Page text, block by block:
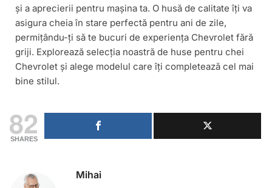
și a aprecierii pentru mașina ta. O husă de calitate îți va
asigura cheia în stare perfectă pentru ani de zile,
permițându-ți să te bucuri de experiența Chevrolet fără
griji. Explorează selecția noastră de huse pentru chei
Chevrolet și alege modelul care îți completează cel mai
bine stilul.
82
SHARES
Mihai